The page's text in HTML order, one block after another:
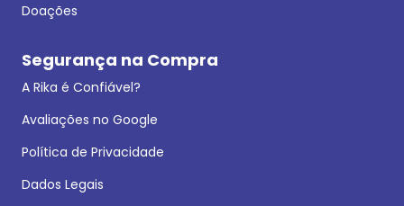
Doações
Segurança na Compra
A Rika é Confiável?
Avaliações no Google
Política de Privacidade
Dados Legais